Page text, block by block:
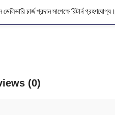
ডেলিভারি চার্জ প্রদান সাপেক্ষে রিটার্ন গ্রহণযোগ্য।
(0)